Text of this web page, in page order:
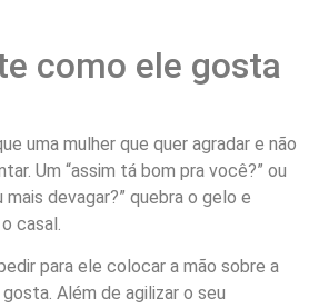
como ele gosta
uma mulher que quer agradar e não
Um “assim tá bom pra você?” ou
devagar?” quebra o gelo e
casal.
para ele colocar a mão sobre a
Além de agilizar o seu